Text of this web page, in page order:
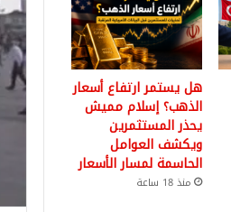
هل يستمر ارتفاع أسعار
الذهب؟ إسلام مميش
يحذر المستثمرين
ويكشف العوامل
الحاسمة لمسار الأسعار
منذ 18 ساعة